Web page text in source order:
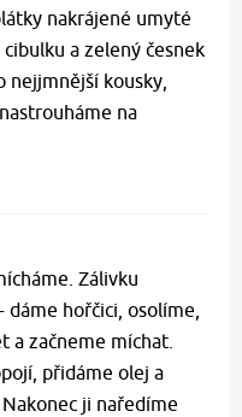
nakrájené umyté
a zelený česnek
nejjmnější kousky,
na
Zálivku
hořčici, osolíme,
a začneme míchat.
přidáme olej a
ji naředíme